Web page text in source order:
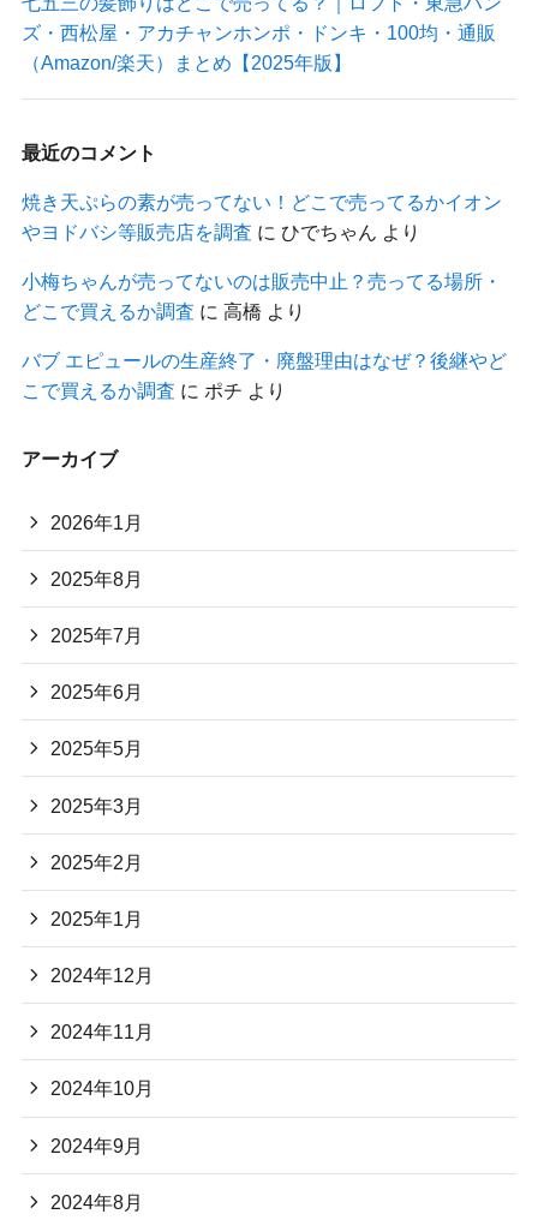
ズ・西松屋・アカチャンホンポ・ドンキ・100均・通販
（Amazon/楽天）まとめ【2025年版】
最近のコメント
焼き天ぷらの素が売ってない！どこで売ってるかイオン
やヨドバシ等販売店を調査 に ひでちゃん より
小梅ちゃんが売ってないのは販売中止？売ってる場所・
どこで買えるか調査 に 高橋 より
バブ エピュールの生産終了・廃盤理由はなぜ？後継やど
こで買えるか調査 に ポチ より
アーカイブ
2026年1月
2025年8月
2025年7月
2025年6月
2025年5月
2025年3月
2025年2月
2025年1月
2024年12月
2024年11月
2024年10月
2024年9月
2024年8月